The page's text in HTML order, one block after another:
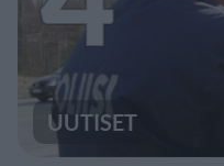
UUTISET